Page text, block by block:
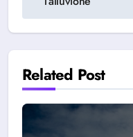
Related Post